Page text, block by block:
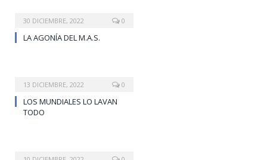
30 DICIEMBRE, 2022 0
LA AGONÍA DEL M.A.S.
13 DICIEMBRE, 2022 0
LOS MUNDIALES LO LAVAN
TODO